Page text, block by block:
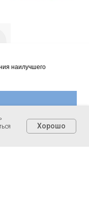
наилучшего
Хорошо